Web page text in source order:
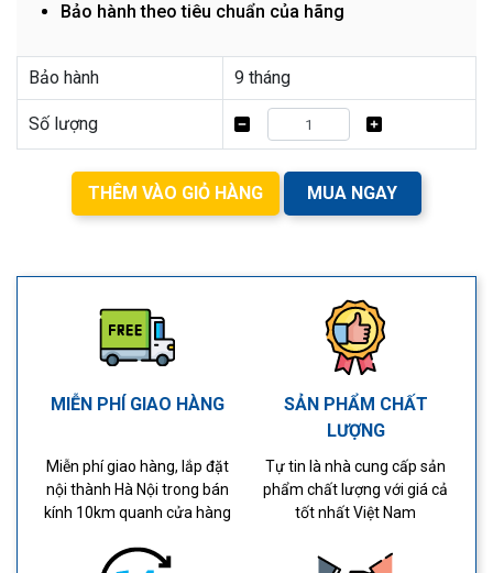
Bảo hành theo tiêu chuẩn của hãng
Bảo hành 9 tháng
Số lượng
THÊM VÀO GIỎ HÀNG MUA NGAY
MIỄN PHÍ GIAO HÀNG
Miễn phí giao hàng, lắp đặt
nội thành Hà Nội trong bán
kính 10km quanh cửa hàng
SẢN PHẨM CHẤT
LƯỢNG
Tự tin là nhà cung cấp sản
phẩm chất lượng với giá cả
tốt nhất Việt Nam